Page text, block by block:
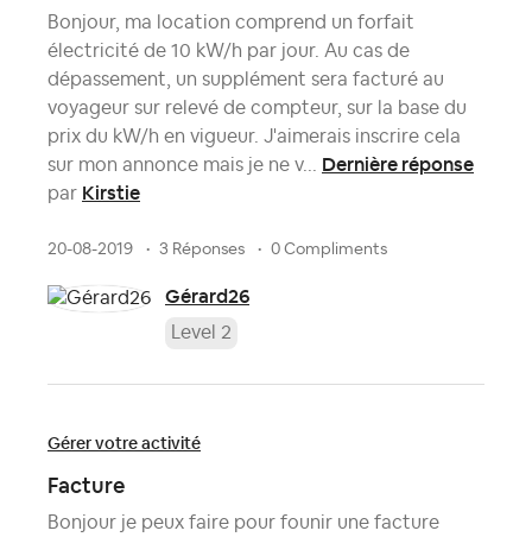
Bonjour, ma location comprend un forfait
électricité de 10 kW/h par jour. Au cas de
dépassement, un supplément sera facturé au
voyageur sur relevé de compteur, sur la base du
prix du kW/h en vigueur. J'aimerais inscrire cela
sur mon annonce mais je ne v... Dernière réponse
par Kirstie
20-08-2019 3 Réponses 0 Compliments
Gérard26
Level 2
Gérer votre activité
Facture
Bonjour je peux faire pour founir une facture